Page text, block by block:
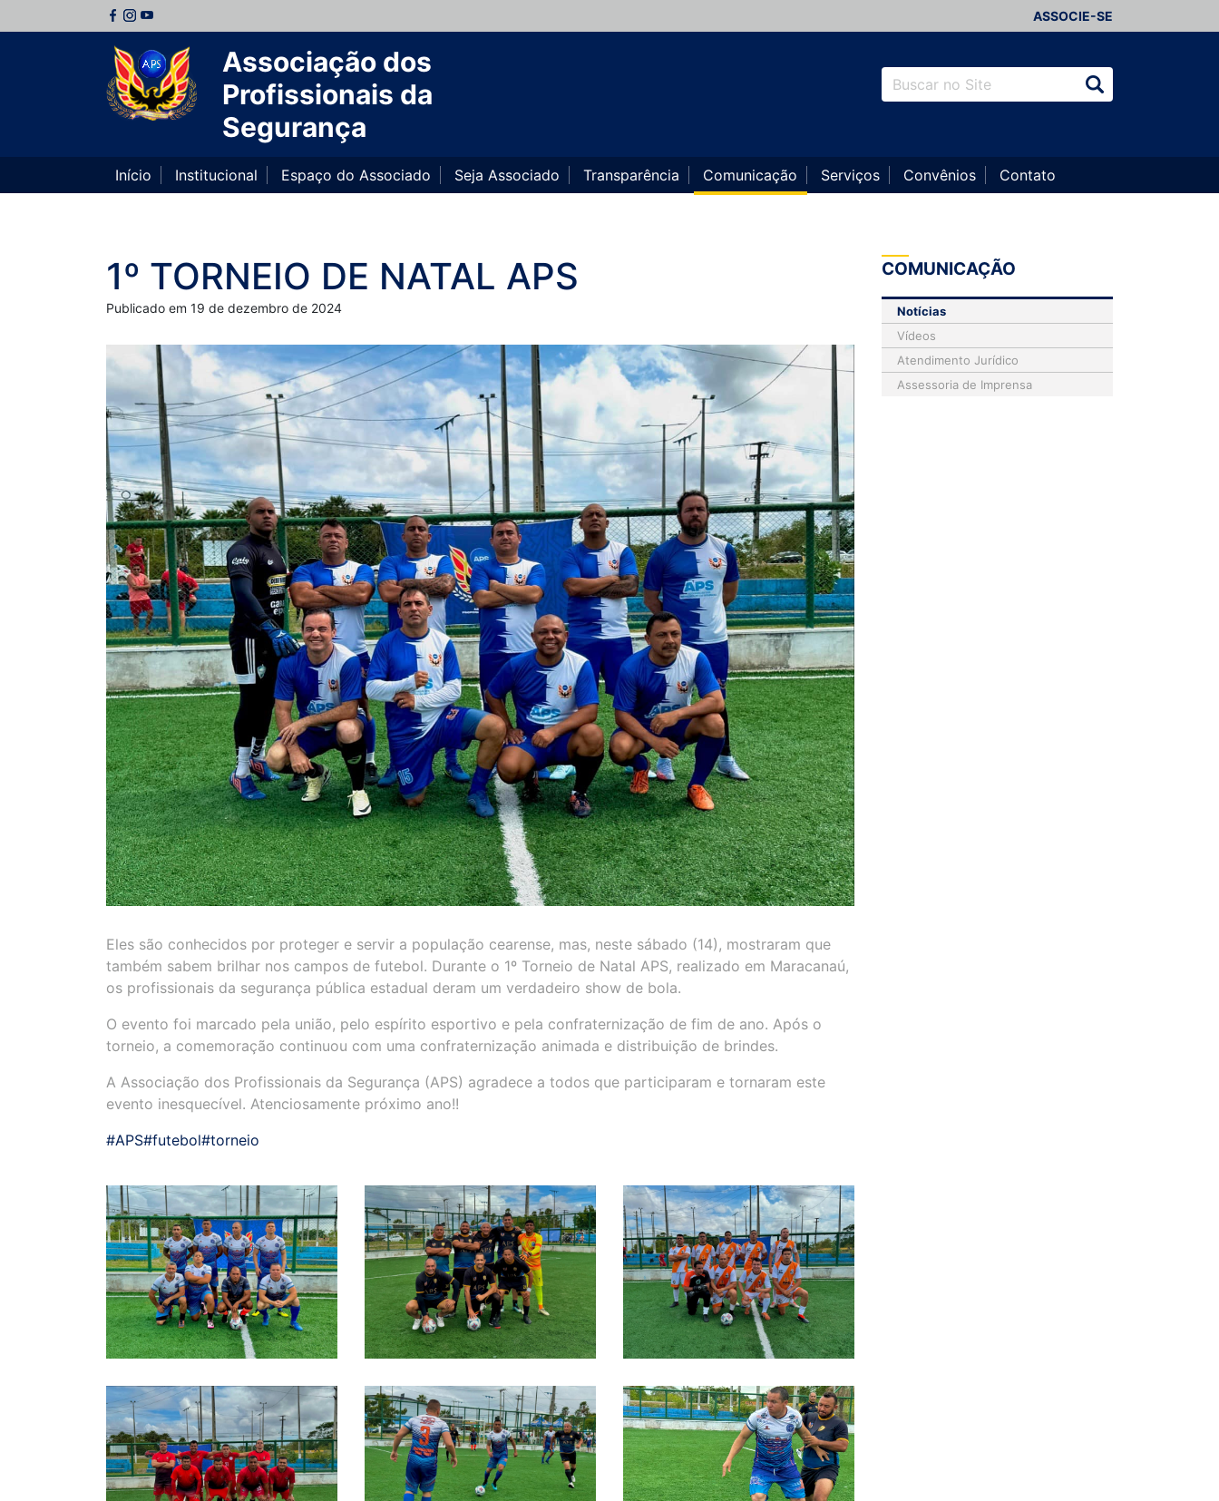
ASSOCIE-SE
Associação dos
Profissionais da
Segurança
Início Institucional Espaço do Associado Seja Associado Transparência Comunicação Serviços Convênios Contato
1º TORNEIO DE NATAL APS
Publicado em 19 de dezembro de 2024
Eles são conhecidos por proteger e servir a população cearense, mas, neste sábado (14), mostraram que
também sabem brilhar nos campos de futebol. Durante o 1º Torneio de Natal APS, realizado em Maracanaú,
os profissionais da segurança pública estadual deram um verdadeiro show de bola.
O evento foi marcado pela união, pelo espírito esportivo e pela confraternização de fim de ano. Após o
torneio, a comemoração continuou com uma confraternização animada e distribuição de brindes.
A Associação dos Profissionais da Segurança (APS) agradece a todos que participaram e tornaram este
evento inesquecível. Atenciosamente próximo ano!!
#APS#futebol#torneio
COMUNICAÇÃO
Notícias
Vídeos
Atendimento Jurídico
Assessoria de Imprensa